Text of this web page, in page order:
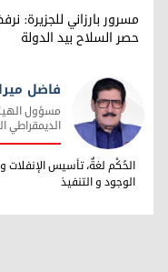
مسرور بارزاني للجزيرة:
حصر السلاح بيد الدولة
فاضل ميراني
فاضل
مسؤول
الديمقراطي
الحُكْم لغةٌ، تأسيس الإنفلات
الوجود و التنفيذ